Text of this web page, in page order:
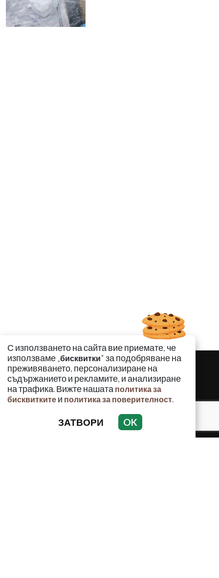
С използването на сайта вие приемате, че
използваме „бисквитки" за подобряване на
преживяването, персонализиране на
съдържанието и рекламите, и анализиране
на трафика. Вижте нашата политика за
бисквитките и политика за поверителност.
ЗАТВОРИ OK